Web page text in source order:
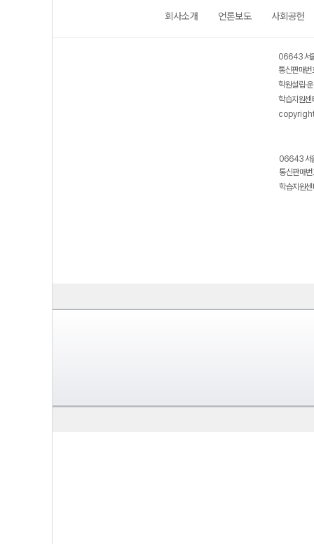
회사소개 언론보도 사회공헌
06643 서
통신판매
학원설립·
학습지원
06643 서
통신판매
학습지원